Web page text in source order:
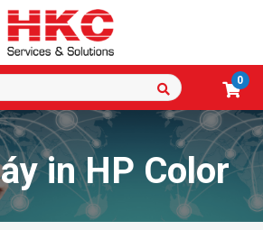
0
in HP Color